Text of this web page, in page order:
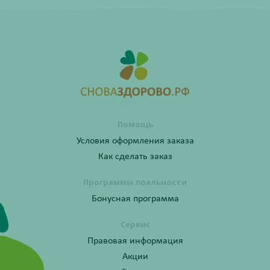
Помощь
Условия оформления заказа
Как сделать заказ
Программы лояльности
Бонусная программа
Сервис
Правовая информация
Акции